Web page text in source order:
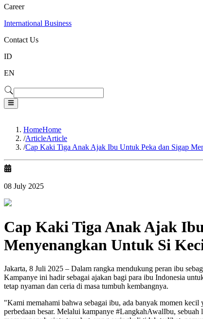
Career
International Business
Contact Us
ID
EN
HomeHome
/ArticleArticle
/Cap Kaki Tiga Anak Ajak Ibu Untuk Peka dan Sigap
08 July 2025
Cap Kaki Tiga Anak Ajak
Menyenangkan Untuk Si
Jakarta, 8 Juli 2025 – Dalam rangka mendukung peran ibu
Kampanye ini hadir sebagai ajakan bagi para ibu Indonesia
tetap nyaman dan ceria di masa tumbuh kembangnya.
"Kami memahami bahwa sebagai ibu, ada banyak momen
perbedaan besar. Melalui kampanye #LangkahAwalIbu,